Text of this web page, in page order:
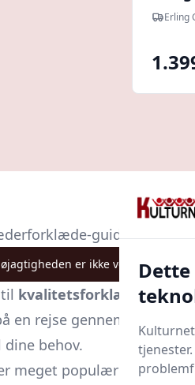
Erling
guide
er ikke verificeret.
kvalitetsforklæder, er
en rejse gennem
behov.
meget populære blandt